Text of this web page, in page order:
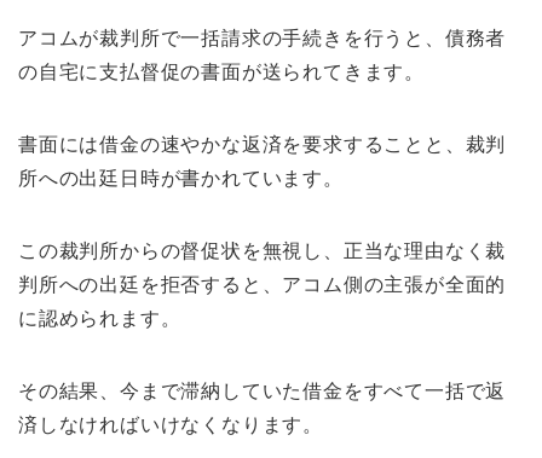
アコムが裁判所で一括請求の手続きを行うと、債務者
の自宅に支払督促の書面が送られてきます。
書面には借金の速やかな返済を要求することと、裁判
所への出廷日時が書かれています。
この裁判所からの督促状を無視し、正当な理由なく裁
判所への出廷を拒否すると、アコム側の主張が全面的
に認められます。
その結果、今まで滞納していた借金をすべて一括で返
済しなければいけなくなります。